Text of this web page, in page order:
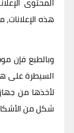
هذه
وبالطبع فإن
السيطرة على
لأخذها من
شكل من